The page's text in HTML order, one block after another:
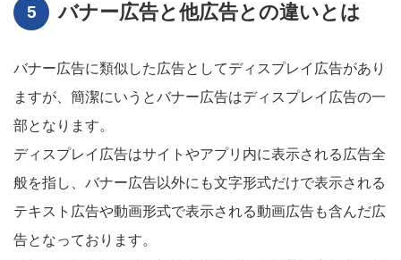
バナー広告と他広告との違いとは
バナー広告に類似した広告としてディスプレイ広告があり
ますが、簡潔にいうとバナー広告はディスプレイ広告の一
部となります。
ディスプレイ広告はサイトやアプリ内に表示される広告全
般を指し、バナー広告以外にも文字形式だけで表示される
テキスト広告や動画形式で表示される動画広告も含んだ広
告となっております。